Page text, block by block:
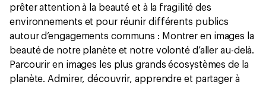
prêter attention à la beauté et à la fragilité des
environnements et pour réunir différents publics
autour d’engagements communs : Montrer en images la
beauté de notre planète et notre volonté d’aller au-delà.
Parcourir en images les plus grands écosystèmes de la
planète. Admirer, découvrir, apprendre et partager à